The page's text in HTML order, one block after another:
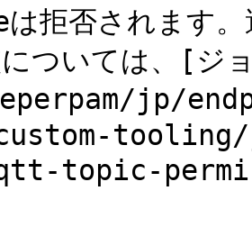
拒否されます。
ついては、[ジ
jp/
custom-
topic-